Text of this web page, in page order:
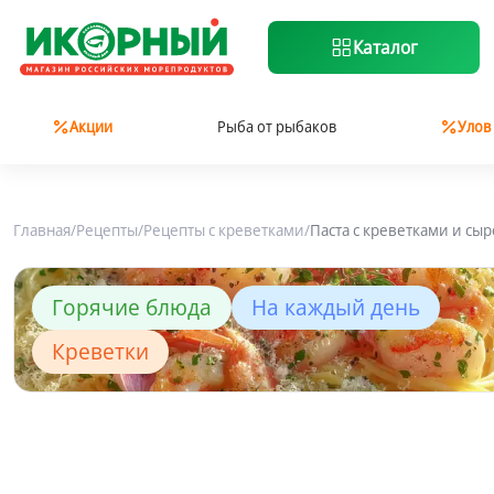
Каталог
Акции Рыба от рыбаков Улов
Главная/Рецепты/Рецепты с креветками/Паста с креветками и
Горячие блюда
На каждый день
Креветки